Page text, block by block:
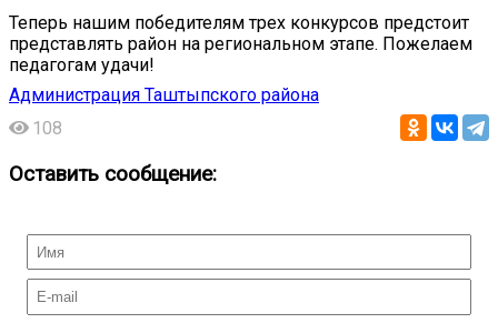
Теперь нашим победителям трех конкурсов предстоит
представлять район на региональном этапе. Пожелаем
педагогам удачи!
Администрация Таштыпского района
108
Оставить сообщение: